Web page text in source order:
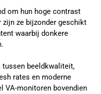
om hun hoge contrast
zijn ze bijzonder geschikt
waarbij donkere
tussen beeldkwaliteit,
rates en moderne
VA-monitoren bovendien